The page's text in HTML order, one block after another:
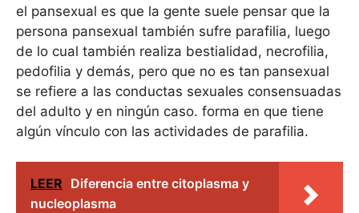
el pansexual es que la gente suele pensar que la
persona pansexual también sufre parafilia, luego
de lo cual también realiza bestialidad, necrofilia,
pedofilia y demás, pero que no es tan pansexual
se refiere a las conductas sexuales consensuadas
del adulto y en ningún caso. forma en que tiene
algún vínculo con las actividades de parafilia.
LEER Diferencia entre citoplasma y
nucleoplasma